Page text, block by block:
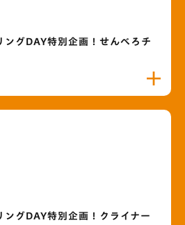
ングDAY特別企画！せんべろチ
ングDAY特別企画！クライナー